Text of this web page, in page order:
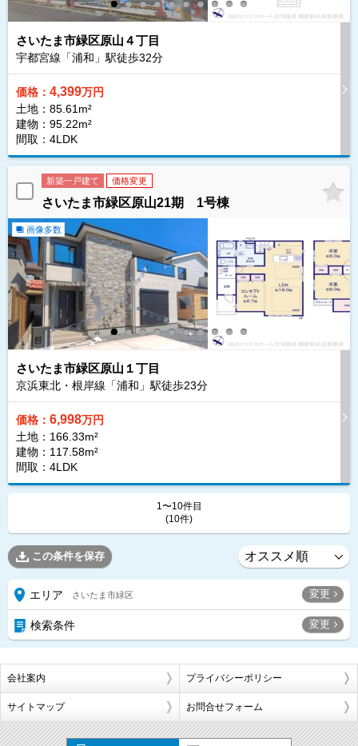
さいたま市緑区原山４丁目
宇都宮線「浦和」駅徒歩32分
価格： 4,399万円
土地：85.61m²
建物：95.22m²
間取：4LDK
新築一戸建て 価格変更
さいたま市緑区原山21期 1号棟
画像多数
さいたま市緑区原山１丁目
京浜東北・根岸線「浦和」駅徒歩23分
価格： 6,998万円
土地：166.33m²
建物：117.58m²
間取：4LDK
1〜10件目
(10件)
この条件を保存
エリア さいたま市緑区 変更
検索条件 変更
会社案内 プライバシーポリシー
サイトマップ お問合せフォーム